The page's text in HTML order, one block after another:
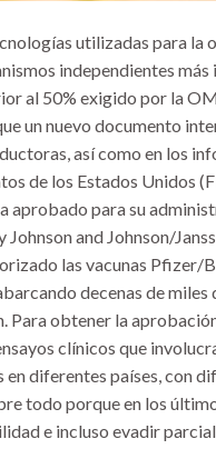
utilizadas para
independientes
al 50% exigido por la
un nuevo documento
así como en los
de los Estados Unidos
aprobado para su
and Johnson/
las vacunas
decenas de
Para obtener la
clínicos que
en diferentes países, con
todo porque en los
e incluso evadir